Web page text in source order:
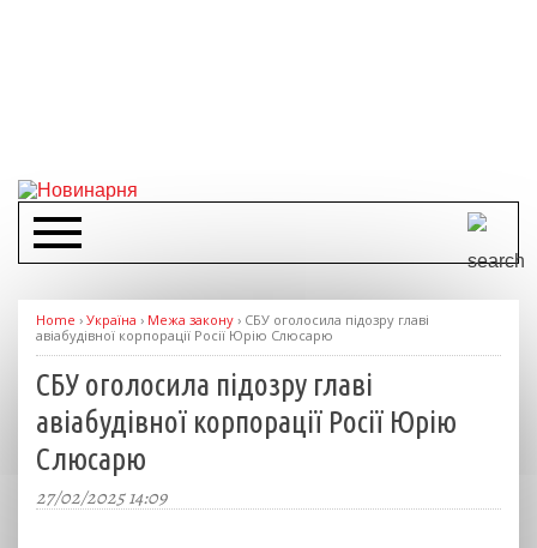
Home › Україна › Межа закону › СБУ оголосила підозру главі
авіабудівної корпорації Росії Юрію Слюсарю
СБУ оголосила підозру главі
авіабудівної корпорації Росії Юрію
Слюсарю
27/02/2025 14:09